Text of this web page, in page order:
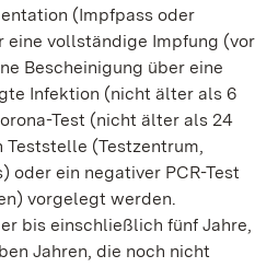
(Impfpass oder
eine vollständige Impfung (vor
Bescheinigung über eine
Infektion (nicht älter als 6
Test (nicht älter als 24
(Testzentrum,
oder ein negativer PCR-Test
vorgelegt werden.
bis einschließlich fünf Jahre,
Jahren, die noch nicht